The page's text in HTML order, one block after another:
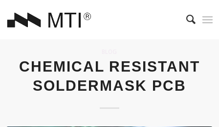
CHEMICAL RESISTANT
SOLDERMASK PCB